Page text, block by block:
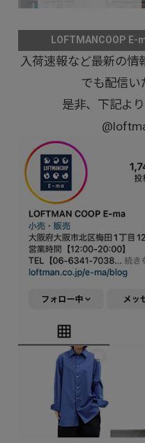
LOFTMANCOOP E-
入荷速報など最新の情
でも配信い
是非、下記よ